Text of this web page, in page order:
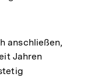
anschließen,
Jahren